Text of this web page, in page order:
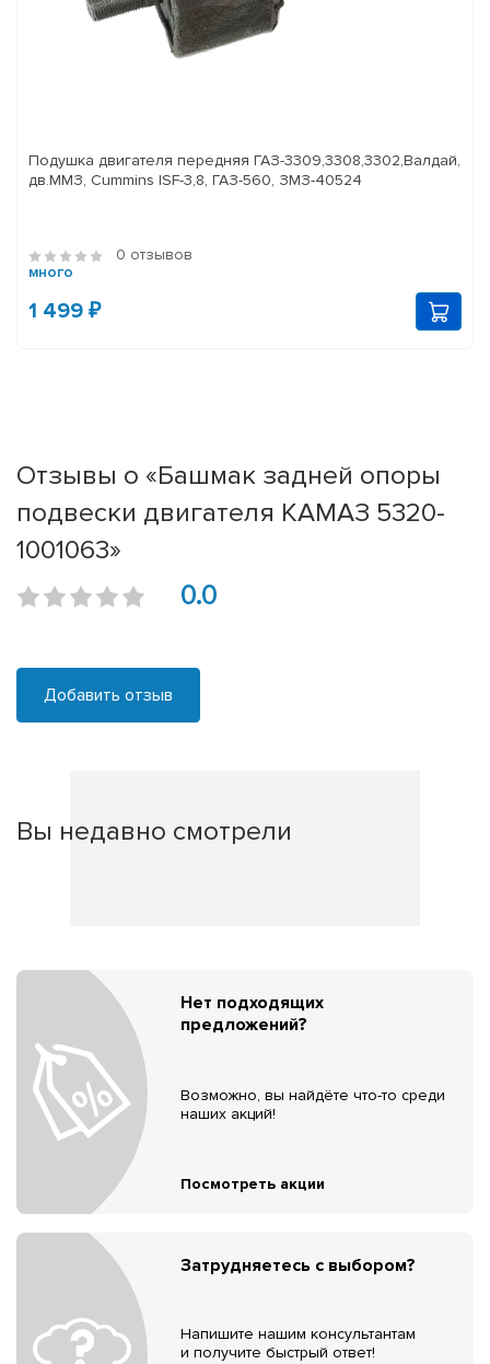
Подушка двигателя передняя ГАЗ-3309,3308,3302,Валдай,
дв.ММЗ, Cummins ISF-3,8, ГАЗ-560, ЗМЗ-40524
0 отзывов
много
1 499 ₽
Отзывы о «Башмак задней опоры
подвески двигателя КАМАЗ 5320-
1001063»
0.0
Добавить отзыв
Вы недавно смотрели
Нет подходящих
предложений?
Возможно, вы найдёте что-то среди
наших акций!
Посмотреть акции
Затрудняетесь с выбором?
Напишите нашим консультантам
и получите быстрый ответ!